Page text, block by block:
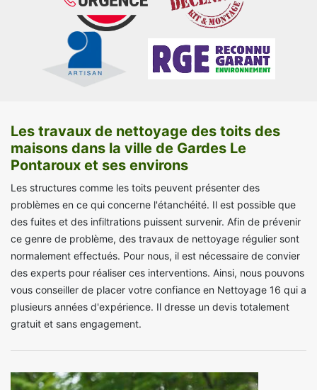
Les travaux de nettoyage des toits des
maisons dans la ville de Gardes Le
Pontaroux et ses environs
Les structures comme les toits peuvent présenter des
problèmes en ce qui concerne l'étanchéité. Il est possible que
des fuites et des infiltrations puissent survenir. Afin de prévenir
ce genre de problème, des travaux de nettoyage régulier sont
normalement effectués. Pour nous, il est nécessaire de convier
des experts pour réaliser ces interventions. Ainsi, nous pouvons
vous conseiller de placer votre confiance en Nettoyage 16 qui a
plusieurs années d'expérience. Il dresse un devis totalement
gratuit et sans engagement.